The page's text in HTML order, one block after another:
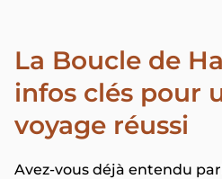
La Boucle de
infos clés pour
voyage réussi
Avez-vous déjà entendu